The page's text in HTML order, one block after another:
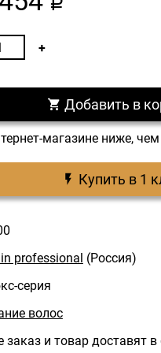
a
Добавить в
магазине ниже,
Купить в 1
professional (Россия)
серия
волос
заказ и товар доставят